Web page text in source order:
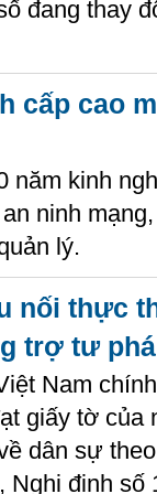
đang thay
cấp cao
năm kinh
ninh
lý.
nối thực
trợ tư
Nam
giấy tờ của
dân sự
định số